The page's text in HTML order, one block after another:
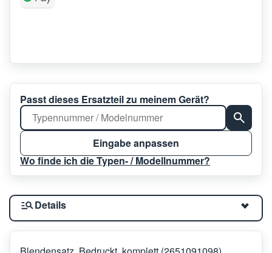
Passt dieses Ersatzteil zu meinem Gerät?
Eingabe anpassen
Wo finde ich die Typen- / Modellnummer?
Details